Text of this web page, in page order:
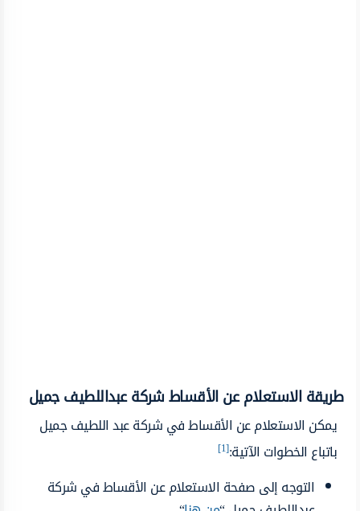
طريقة الاستعلام عن الأقساط شركة عبداللطيف جميل
يمكن الاستعلام عن الأقساط في شركة عبد اللطيف جميل
باتباع الخطوات الآتية:[1]
التوجه إلى صفحة الاستعلام عن الأقساط في شركة